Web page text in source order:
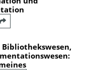
Bibliothekswesen,